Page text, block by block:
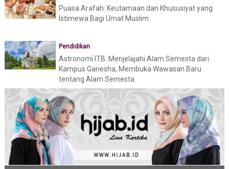
Puasa Arafah: Keutamaan dan Khususiyat yang
Istimewa Bagi Umat Muslim
Pendidikan
Astronomi ITB: Menjelajahi Alam Semesta dari
Kampus Ganesha, Membuka Wawasan Baru
tentang Alam Semesta